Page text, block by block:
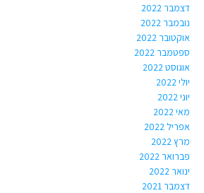
דצמבר 2022
נובמבר 2022
אוקטובר 2022
ספטמבר 2022
אוגוסט 2022
יולי 2022
יוני 2022
מאי 2022
אפריל 2022
מרץ 2022
פברואר 2022
ינואר 2022
דצמבר 2021